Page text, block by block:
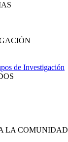
de Investigación
LA COMUNIDAD